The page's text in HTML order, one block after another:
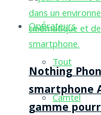
Opérateurs
Tout
Camtel
Nothing
smartphone
gamme